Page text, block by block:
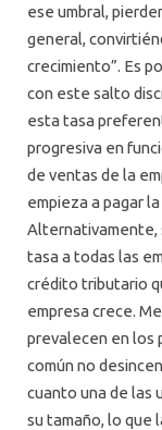
ese umbral,
general,
crecimiento”. Es
con este salto
esta tasa
progresiva en
de ventas de la
empieza a pagar
Alternativamente,
tasa a todas las
crédito tributario
empresa crece.
prevalecen en los
común no
cuanto una de las
su tamaño, lo que